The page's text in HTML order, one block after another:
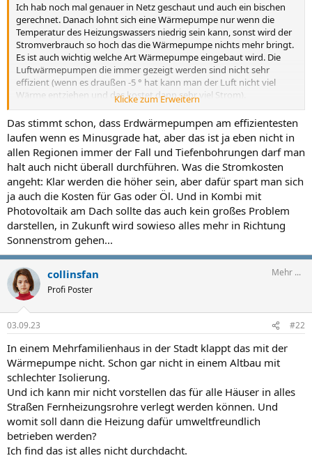
Ich hab noch mal genauer in Netz geschaut und auch ein bischen
gerechnet. Danach lohnt sich eine Wärmepumpe nur wenn die
Temperatur des Heizungswassers niedrig sein kann, sonst wird der
Stromverbrauch so hoch das die Wärmepumpe nichts mehr bringt.
Es ist auch wichtig welche Art Wärmepumpe eingebaut wird. Die
Luftwärmepumpen die immer gezeigt werden sind nicht sehr
effizient (wenn es draußen -5 ° hat kann man der Luft nicht viel
Wärme entziehen und das kostet dann sehr viel Strom).
Besser sind da Erdwärmepumpen.
Klicke zum Erweitern
Das stimmt schon, dass Erdwärmepumpen am effizientesten
laufen wenn es Minusgrade hat, aber das ist ja eben nicht in
allen Regionen immer der Fall und Tiefenbohrungen darf man
halt auch nicht überall durchführen. Was die Stromkosten
angeht: Klar werden die höher sein, aber dafür spart man sich
ja auch die Kosten für Gas oder Öl. Und in Kombi mit
Photovoltaik am Dach sollte das auch kein großes Problem
darstellen, in Zukunft wird sowieso alles mehr in Richtung
Sonnenstrom gehen...
collinsfan
Profi Poster
Mehr ...
03.09.23 #22
In einem Mehrfamilienhaus in der Stadt klappt das mit der
Wärmepumpe nicht. Schon gar nicht in einem Altbau mit
schlechter Isolierung.
Und ich kann mir nicht vorstellen das für alle Häuser in alles
Straßen Fernheizungsrohre verlegt werden können. Und
womit soll dann die Heizung dafür umweltfreundlich
betrieben werden?
Ich find das ist alles nicht durchdacht.